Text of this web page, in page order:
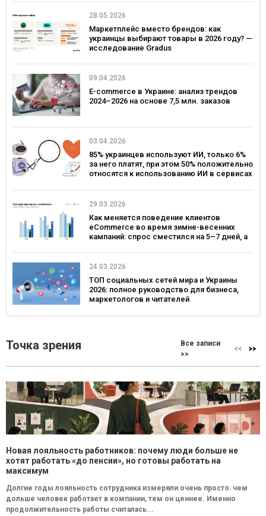
28.05.2026
Маркетплейс вместо брендов: как
украинцы выбирают товары в 2026 году? —
исследование Gradus
09.04.2026
E-commerce в Украине: анализ трендов
2024–2026 на основе 7,5 млн. заказов
03.04.2026
85% украинцев используют ИИ, только 6%
за него платят, при этом 50% положительно
относятся к использованию ИИ в сервисах
29.03.2026
Как меняется поведение клиентов
eCommerce во время зимне-весенних
кампаний: спрос сместился на 5–7 дней, а
четверг — исследование eSputnik и Inweb
24.03.2026
ТОП социальных сетей мира и Украины
2026: полное руководство для бизнеса,
маркетологов и читателей
Точка зрения
Все записи
>>
Новая лояльность работников: почему люди больше не
хотят работать «до пенсии», но готовы работать на
максимум
Долгие годы лояльность сотрудника измеряли очень просто: чем
дольше человек работает в компании, тем он ценнее. Именно
продолжительность работы считалась...